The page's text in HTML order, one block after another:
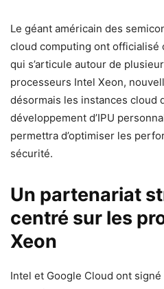
Le géant américain des
cloud computing ont officialisé
qui s’articule autour de
processeurs Intel Xeon,
désormais les instances cloud
développement d’IPU
permettra d’optimiser les
sécurité.
Un partenariat
centré sur les
Xeon
Intel et Google Cloud ont